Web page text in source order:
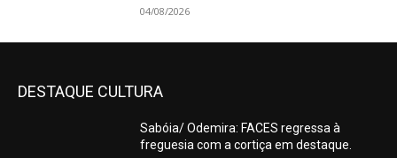
04/08/2026
DESTAQUE CULTURA
Sabóia/ Odemira: FACES regressa à
freguesia com a cortiça em destaque.